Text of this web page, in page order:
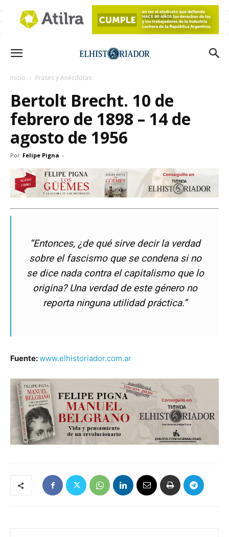
Inicio Fráses y Anécdotas
Bertolt Brecht. 10 de
febrero de 1898 – 14 de
agosto de 1956
Por Felipe Pigna -
“Entonces, ¿de qué sirve decir la verdad
sobre el fascismo que se condena si no
se dice nada contra el capitalismo que lo
origina? Una verdad de este género no
reporta ninguna utilidad práctica.”
Fuente:www.elhistoriador.com.ar